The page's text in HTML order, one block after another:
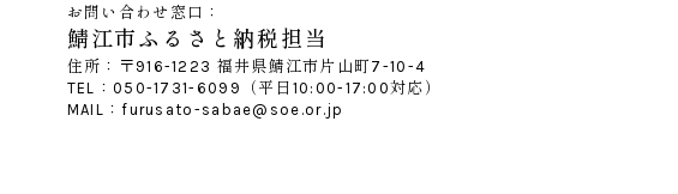
お問い合わせ窓口：
鯖江市ふるさと納税担当
住所：〒916-1223 福井県鯖江市片山町7-10-4
TEL：050-1731-6099（平日10:00-17:00対応）
MAIL：furusato-sabae@soe.or.jp